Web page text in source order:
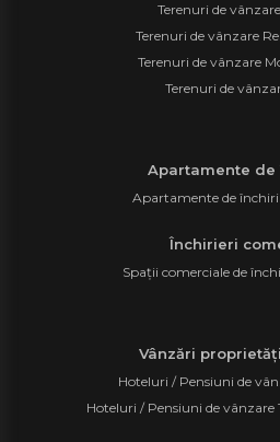
Terenuri de
Terenuri de vânzare
Terenuri de vânzare
Terenuri de
Apartamente de
Apartamente de
Închirieri
Spații comerciale de
Vânzări
Hoteluri / Pensiuni de
Hoteluri / Pensiuni de